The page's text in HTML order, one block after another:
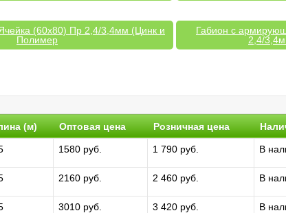
(60х80) Пр 2,4/3,4мм (Цинк и
Полимер
Габион с
2,4/
(м) Оптовая цена Розничная цена
1580 руб. 1 790 руб. В
2160 руб. 2 460 руб. В
3010 руб. 3 420 руб. В